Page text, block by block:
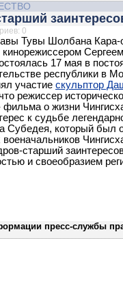
0
Тувы Шолбана Кара-
кинорежиссером
17 мая в
республики в
участие скульптор
режиссер
фильма о жизни
к судьбе
Субедея, который был
старший
и своеобразием
пресс-службы